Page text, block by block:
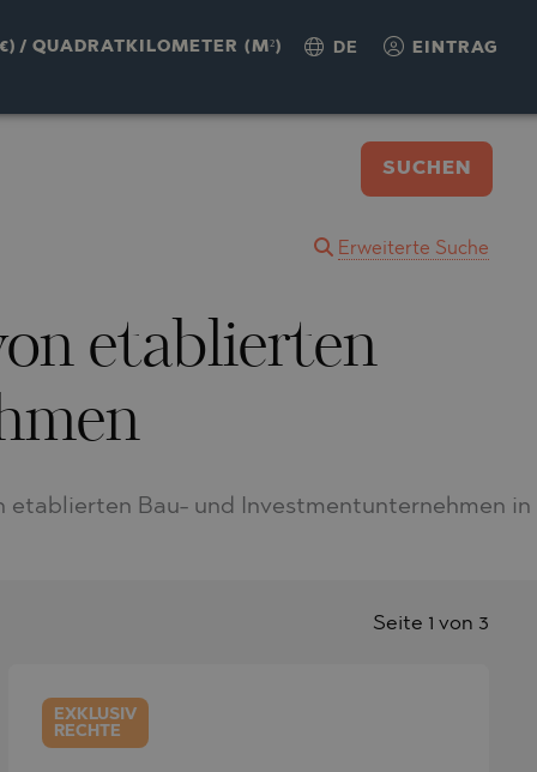
/ QUADRATKILOMETER (M²) DE EINTRAG
SUCHEN
Erweiterte Suche
etablierten
Bau- und Investmentunternehmen in
Seite 1 von 3
EXKLUSIV
RECHTE